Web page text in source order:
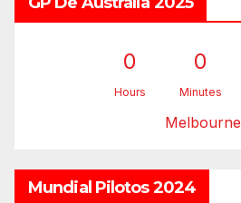
0
Hours
0
Minutes
Melbourne
Mundial Pilotos 2024